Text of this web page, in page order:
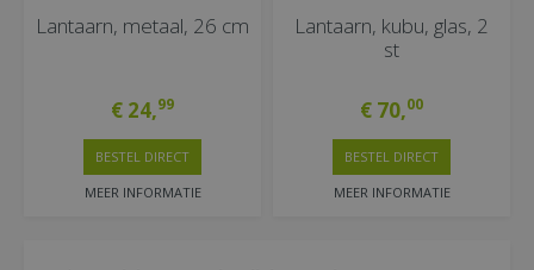
Lantaarn, metaal, 26 cm
€ 24,99
MEER INFORMATIE
BESTEL DIRECT
Lantaarn, kubu, glas, 2
st
€ 70,00
MEER INFORMATIE
BESTEL DIRECT